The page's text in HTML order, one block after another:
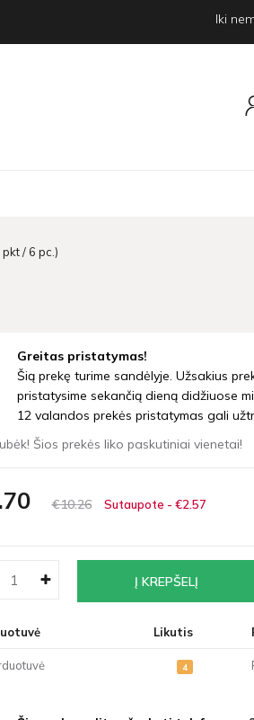
Iki
/ 6 pc.)
Greitas pristatymas!
Šią prekę turime sandėlyje. Užsakius
pristatysime sekančią dieną didžiuose
12 valandos prekės pristatymas gali
Šios prekės liko paskutiniai vienetai!
70 €1026 Sutaupote - €2 57
Likutis
4